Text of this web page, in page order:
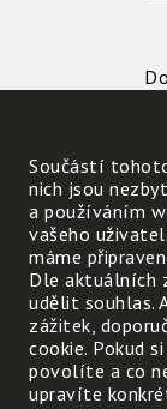
Součástí
nich jsou
a používáním
vašeho
máme
Dle aktuálních
udělit souhlas.
zážitek,
cookie. Pokud
povolíte a co
upravíte